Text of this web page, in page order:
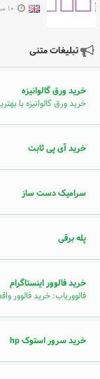
۱۰ سال قبل
تبلیغات متنی
خرید ورق گالوانیزه
خرید ورق گالوانیزه با
خرید آی پی ثابت
سرامیک دست ساز
پله برقی
خرید فالوور اینستاگرام
فالووریاب: خرید فالوور
خرید سرور استوک hp